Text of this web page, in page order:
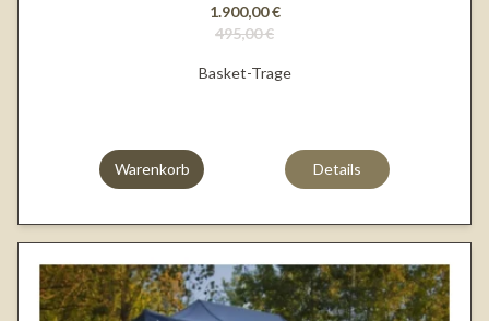
1.900,00 €
495,00 €
Basket-Trage
Warenkorb Details